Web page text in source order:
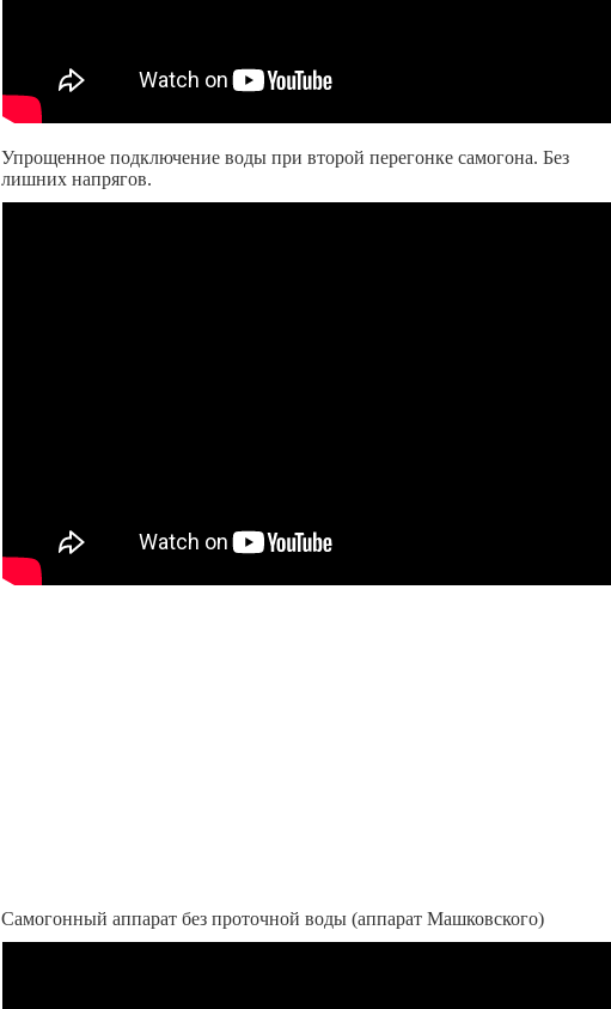
Упрощенное подключение воды при второй перегонке самогона. Без
лишних напрягов.
Самогонный аппарат без проточной воды (аппарат Машковского)